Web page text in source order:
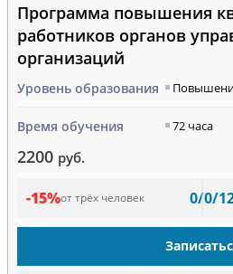
Программа повышения
работников органов
организаций
Уровень образования
Время обучения 72 часа
2200 руб.
-15%от трёх человек 0/0/